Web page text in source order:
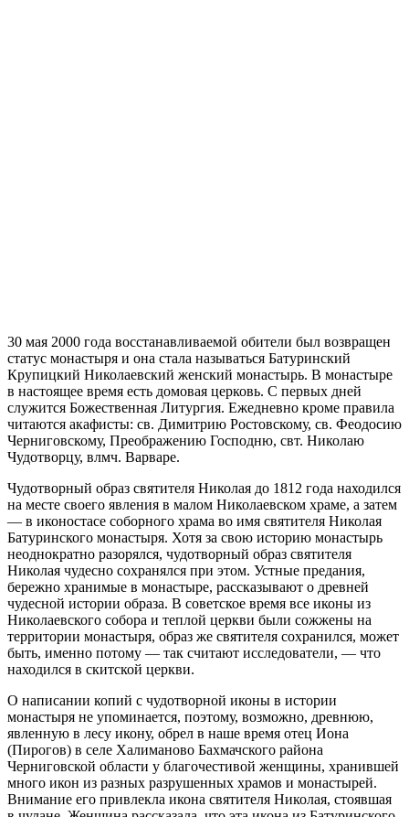
30 мая 2000 года восстанавливаемой обители был возвращен
статус монастыря и она стала называться Батуринский
Крупицкий Николаевский женский монастырь. В монастыре
в настоящее время есть домовая церковь. С первых дней
служится Божественная Литургия. Ежедневно кроме правила
читаются акафисты: св. Димитрию Ростовскому, св. Феодосию
Черниговскому, Преображению Господню, свт. Николаю
Чудотворцу, влмч. Варваре.
Чудотворный образ святителя Николая до 1812 года находился
на месте своего явления в малом Николаевском храме, а затем
— в иконостасе соборного храма во имя святителя Николая
Батуринского монастыря. Хотя за свою историю монастырь
неоднократно разорялся, чудотворный образ святителя
Николая чудесно сохранялся при этом. Устные предания,
бережно хранимые в монастыре, рассказывают о древней
чудесной истории образа. В советское время все иконы из
Николаевского собора и теплой церкви были сожжены на
территории монастыря, образ же святителя сохранился, может
быть, именно потому — так считают исследователи, — что
находился в скитской церкви.
О написании копий с чудотворной иконы в истории
монастыря не упоминается, поэтому, возможно, древнюю,
явленную в лесу икону, обрел в наше время отец Иона
(Пирогов) в селе Халиманово Бахмачского района
Черниговской области у благочестивой женщины, хранившей
много икон из разных разрушенных храмов и монастырей.
Внимание его привлекла икона святителя Николая, стоявшая